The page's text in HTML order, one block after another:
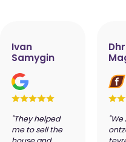
Ivan
Samygin
"They helped
me to sell the
"We